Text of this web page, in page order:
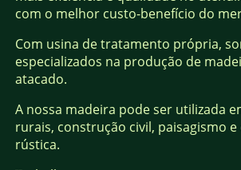
com o melhor custo-benefício do
Com usina de tratamento própria,
especializados na produção de
atacado.
A nossa madeira pode ser utilizada
rurais, construção civil, paisagismo e
rústica.